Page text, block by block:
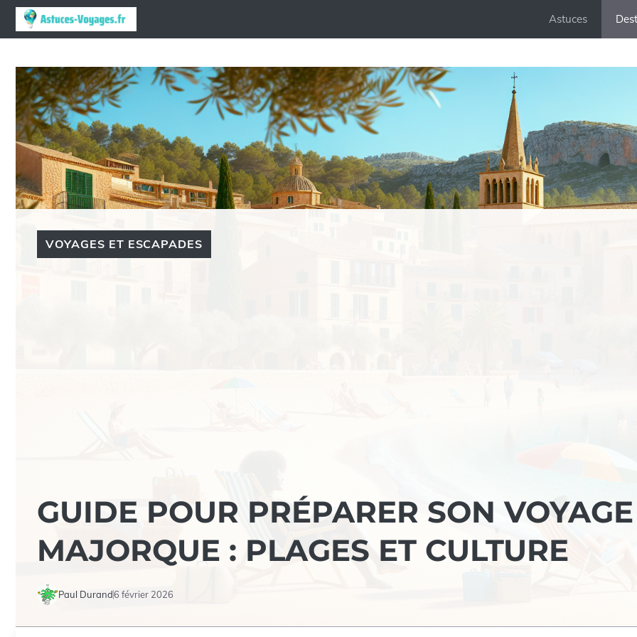
Aller
Astuces
VOYAGES ET ESCAPADES
GUIDE POUR PRÉPARER SON
MAJORQUE : PLAGES ET CULTURE
Paul Durand6 février 2026